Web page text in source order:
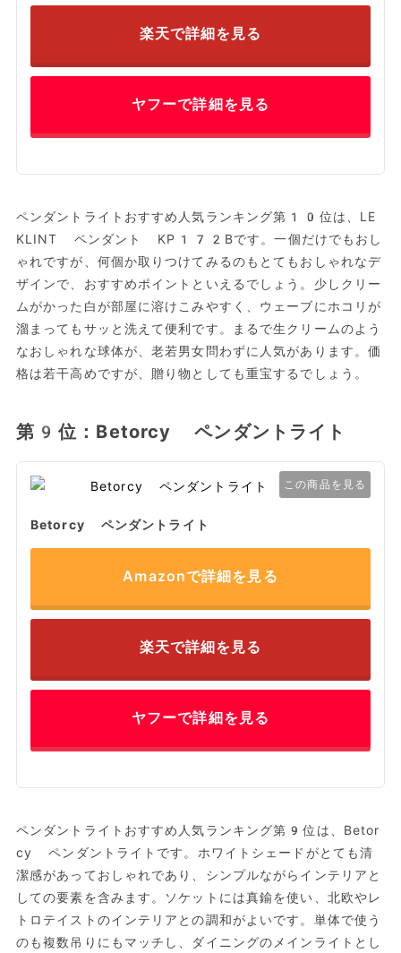
楽天で詳細を見る
ヤフーで詳細を見る
ペンダントライトおすすめ人気ランキング第10位は、LE
KLINT ペンダント KP172Bです。一個だけでもおし
ゃれですが、何個か取りつけてみるのもとてもおしゃれなデ
ザインで、おすすめポイントといえるでしょう。少しクリー
ムがかった白が部屋に溶けこみやすく、ウェーブにホコリが
溜まってもサッと洗えて便利です。まるで生クリームのよう
なおしゃれな球体が、老若男女問わずに人気があります。価
格は若干高めですが、贈り物としても重宝するでしょう。
第9位：Betorcy ペンダントライト
この商品を見る
Betorcy ペンダントライト
Amazonで詳細を見る
楽天で詳細を見る
ヤフーで詳細を見る
ペンダントライトおすすめ人気ランキング第9位は、Betor
cy ペンダントライトです。ホワイトシェードがとても清
潔感があっておしゃれであり、シンプルながらインテリアと
しての要素を含みます。ソケットには真鍮を使い、北欧やレ
トロテイストのインテリアとの調和がよいです。単体で使う
のも複数吊りにもマッチし、ダイニングのメインライトとし